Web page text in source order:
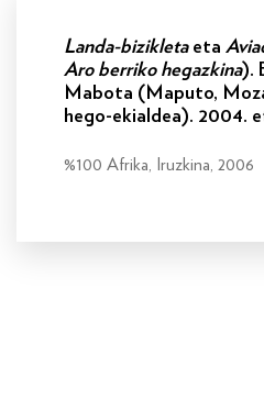
Landa-bizikletaeta
Aro berriko hegazkina).
Mabota (Maputo,
hego-ekialdea). 2004.
%100 Afrika, Iruzkina, 2006